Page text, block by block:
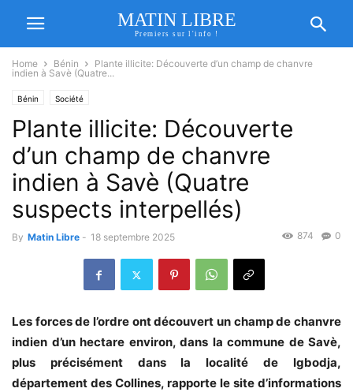
MATIN LIBRE
Premiers sur l'info !
Home Bénin
Plante illicite: Découverte d’un champ de chanvre
indien à Savè (Quatre...
Bénin Société
Plante illicite: Découverte
d’un champ de chanvre
indien à Savè (Quatre
suspects interpellés)
By Matin Libre - 18 septembre 2025 0
874
Les forces de l’ordre ont découvert un champ de chanvre
indien d’un hectare environ, dans la commune de Savè,
plus précisément dans la localité de Igbodja,
département des Collines, rapporte le site d’informations